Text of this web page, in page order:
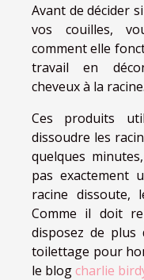
Avant de décider
vos couilles,
comment elle
travail en
cheveux à la
Ces produits
dissoudre les
quelques
pas exactement
racine dissoute,
Comme il doit
disposez de plus
toilettage pour
le blogcharlie